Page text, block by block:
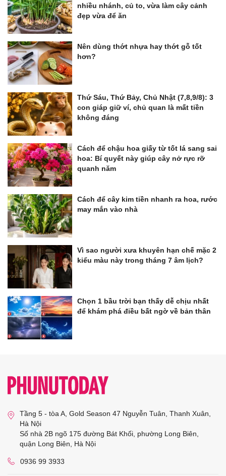
nhiều nhánh, củ to, vừa làm cây cảnh
đẹp vừa để ăn
Nên dùng thớt nhựa hay thớt gỗ tốt
hơn?
Thứ Sáu, Thứ Bảy, Chủ Nhật (7,8,9/8): 3
con giáp giữ ví, chủ quan là mất tiền
không đáng
Cách để chậu hoa giấy từ tốt lá sang sai
hoa: Bí quyết này giúp cây nở rực rỡ
quanh năm
Cách để cây kim tiền nhanh ra hoa, rước
may mắn vào nhà
Vì sao người xưa khuyên hạn chế mặc 2
kiểu màu này trong tháng 7 âm lịch?
Chọn 1 bầu trời bạn thấy dễ chịu nhất
để khám phá điều bất ngờ về bản thân
Tầng 5 - tòa A, Gold Season 47 Nguyễn Tuân, Thanh Xuân,
Hà Nội
Số nhà 2B ngõ 175 đường Bát Khối, phường Long Biên,
quận Long Biên, Hà Nội
0936 99 3933